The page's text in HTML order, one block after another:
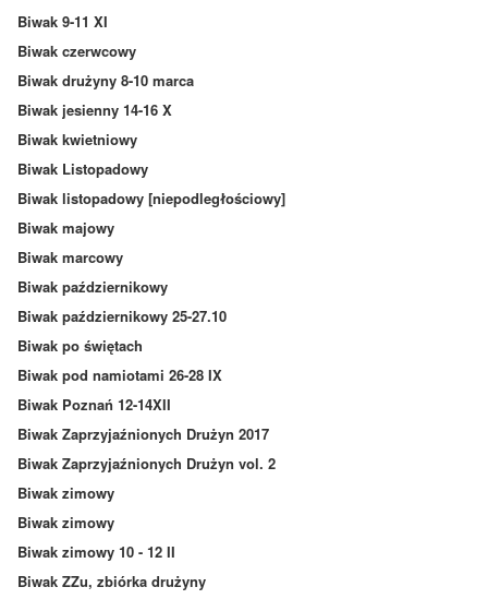
Biwak 9-11 XI
Biwak czerwcowy
Biwak drużyny 8-10 marca
Biwak jesienny 14-16 X
Biwak kwietniowy
Biwak Listopadowy
Biwak listopadowy [niepodległościowy]
Biwak majowy
Biwak marcowy
Biwak październikowy
Biwak październikowy 25-27.10
Biwak po świętach
Biwak pod namiotami 26-28 IX
Biwak Poznań 12-14XII
Biwak Zaprzyjaźnionych Drużyn 2017
Biwak Zaprzyjaźnionych Drużyn vol. 2
Biwak zimowy
Biwak zimowy
Biwak zimowy 10 - 12 II
Biwak ZZu, zbiórka drużyny